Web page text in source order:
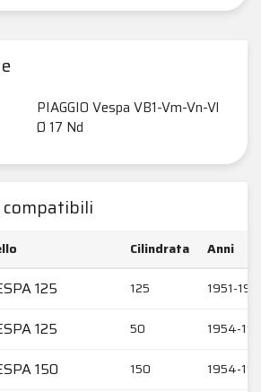
PIAGGIO Vespa VB1-Vm-Vn-Vl
Ø 17 Nd
Cilindrata
Anni
125 125 1951-
125 50 1954-
150 150 1954-